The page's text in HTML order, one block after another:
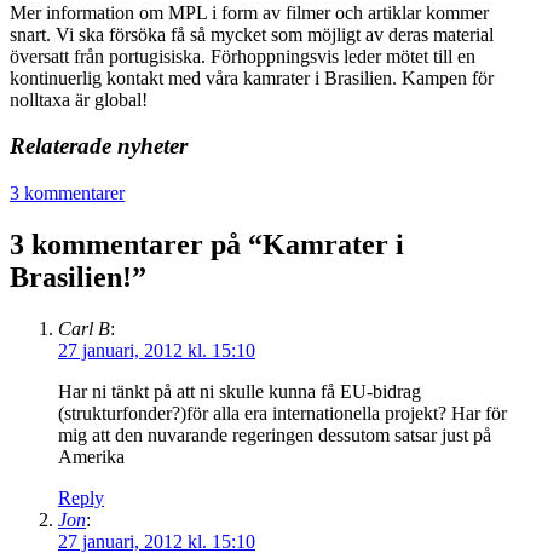
Mer information om MPL i form av filmer och artiklar kommer
snart. Vi ska försöka få så mycket som möjligt av deras material
översatt från portugisiska. Förhoppningsvis leder mötet till en
kontinuerlig kontakt med våra kamrater i Brasilien. Kampen för
nolltaxa är global!
Relaterade nyheter
3 kommentarer
3 kommentarer på “Kamrater i
Brasilien!”
Carl B:
27 januari, 2012 kl. 15:10
Har ni tänkt på att ni skulle kunna få EU-bidrag
(strukturfonder?)för alla era internationella projekt? Har för
mig att den nuvarande regeringen dessutom satsar just på
Amerika
Reply
Jon:
27 januari, 2012 kl. 15:10